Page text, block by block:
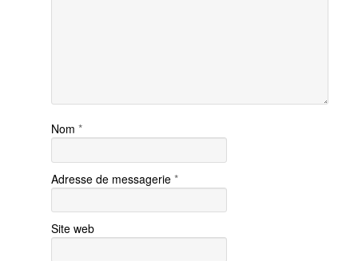
Nom *
Adresse de messagerie *
Site web